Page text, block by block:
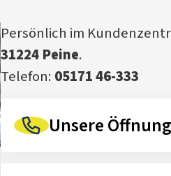
Persönlich im
31224 Peine.
Telefon: 05171 46-333
Unsere